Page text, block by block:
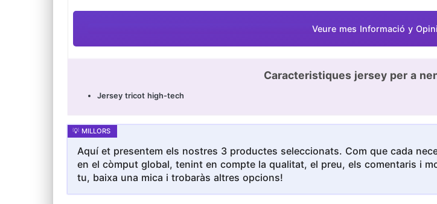
Veure mes Informació y
Caracteristiques jersey per a
Jersey tricot high-tech
Aquí et presentem els nostres 3 productes seleccionats. Com que cada
en el còmput global, tenint en compte la qualitat, el preu, els comentaris i
tu, baixa una mica i trobaràs altres opcions!